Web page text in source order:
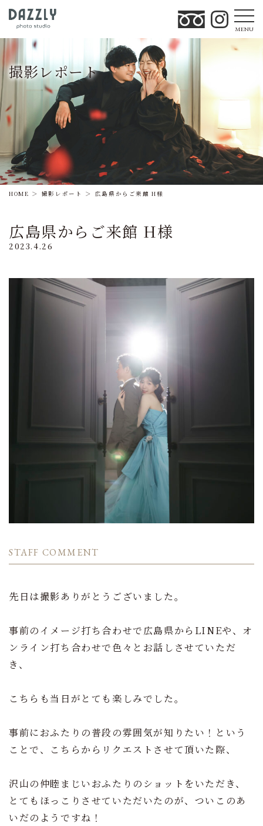
MENU
撮影レポート
HOME 撮影レポート 広島県からご来館 H様
広島県からご来館 H様
2023.4.26
STAFF COMMENT
先日は撮影ありがとうございました。
事前のイメージ打ち合わせで広島県からLINEや、オ
ンライン打ち合わせで色々とお話しさせていただ
き、
こちらも当日がとても楽しみでした。
事前におふたりの普段の雰囲気が知りたい！という
ことで、こちらからリクエストさせて頂いた際、
沢山の仲睦まじいおふたりのショットをいただき、
とてもほっこりさせていただいたのが、ついこのあ
いだのようですね！